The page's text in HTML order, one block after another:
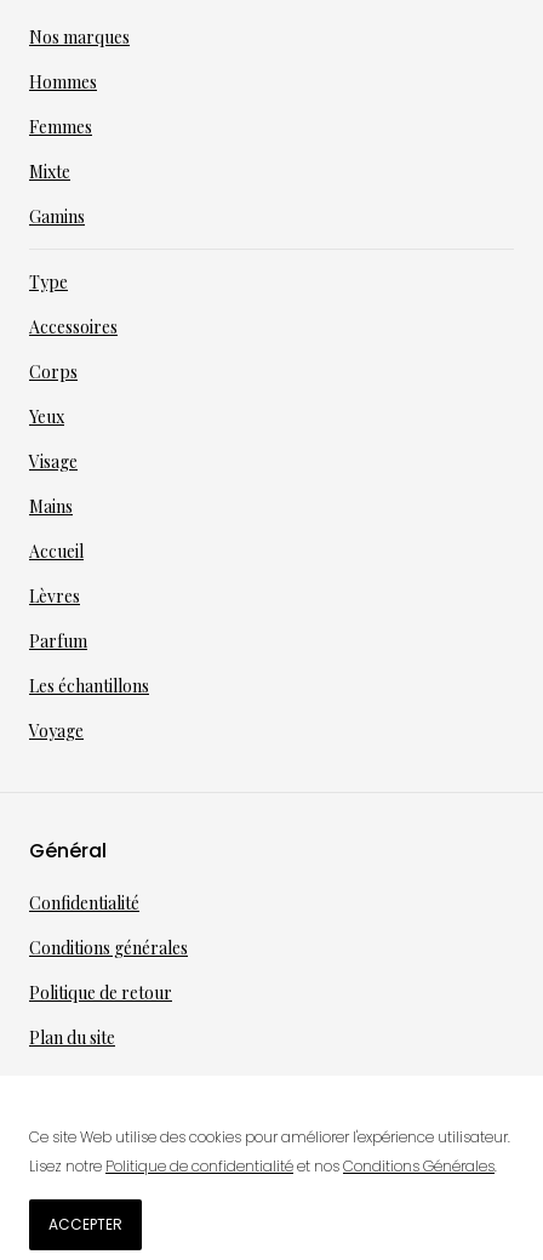
Nos marques
Hommes
Femmes
Mixte
Gamins
Type
Accessoires
Corps
Yeux
Visage
Mains
Accueil
Lèvres
Parfum
Les échantillons
Voyage
Général
Confidentialité
Conditions générales
Politique de retour
Plan du site
Ce site Web utilise des cookies pour améliorer l'expérience utilisateur.
Lisez notre Politique de confidentialitéet nosConditions Générales.
ACCEPTER